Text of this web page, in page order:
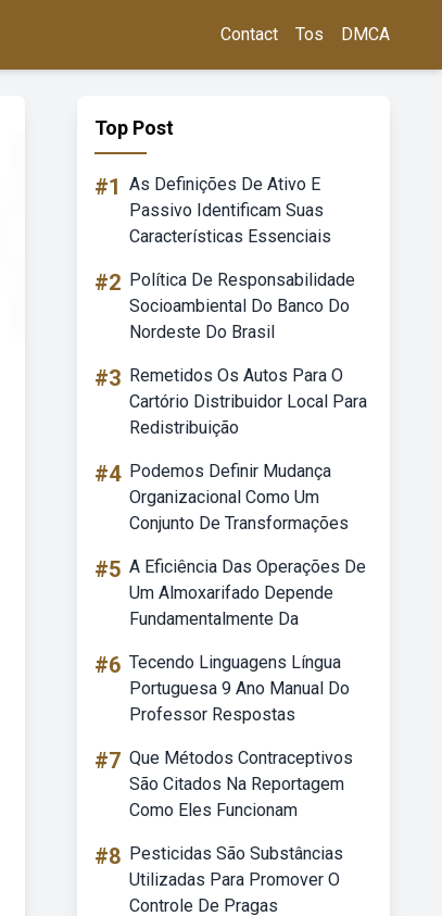
Contact Tos DMCA
Top Post
#1 As Definições De Ativo E
Passivo Identificam Suas
Características Essenciais
#2 Política De Responsabilidade
Socioambiental Do Banco Do
Nordeste Do Brasil
#3 Remetidos Os Autos Para O
Cartório Distribuidor Local Para
Redistribuição
#4 Podemos Definir Mudança
Organizacional Como Um
Conjunto De Transformações
#5 A Eficiência Das Operações De
Um Almoxarifado Depende
Fundamentalmente Da
#6 Tecendo Linguagens Língua
Portuguesa 9 Ano Manual Do
Professor Respostas
#7 Que Métodos Contraceptivos
São Citados Na Reportagem
Como Eles Funcionam
#8 Pesticidas São Substâncias
Utilizadas Para Promover O
Controle De Pragas